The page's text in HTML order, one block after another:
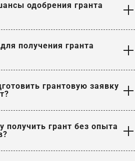
одобрения гранта
получения гранта
грантовую заявку
получить грант без опыта